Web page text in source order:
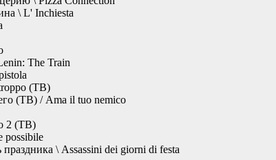
\ L' Inchiesta
The Train
(ТВ)
(ТВ) / Ama il tuo nemico
2 (ТВ)
possibile
\ Assassini dei giorni di festa